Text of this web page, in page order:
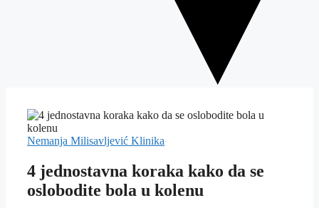
Nemanja Milisavljević Klinika
4 jednostavna koraka kako da se
oslobodite bola u kolenu